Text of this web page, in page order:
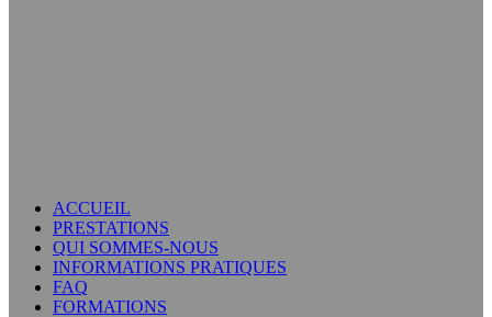
ACCUEIL
PRESTATIONS
QUI SOMMES-NOUS
INFORMATIONS PRATIQUES
FAQ
FORMATIONS